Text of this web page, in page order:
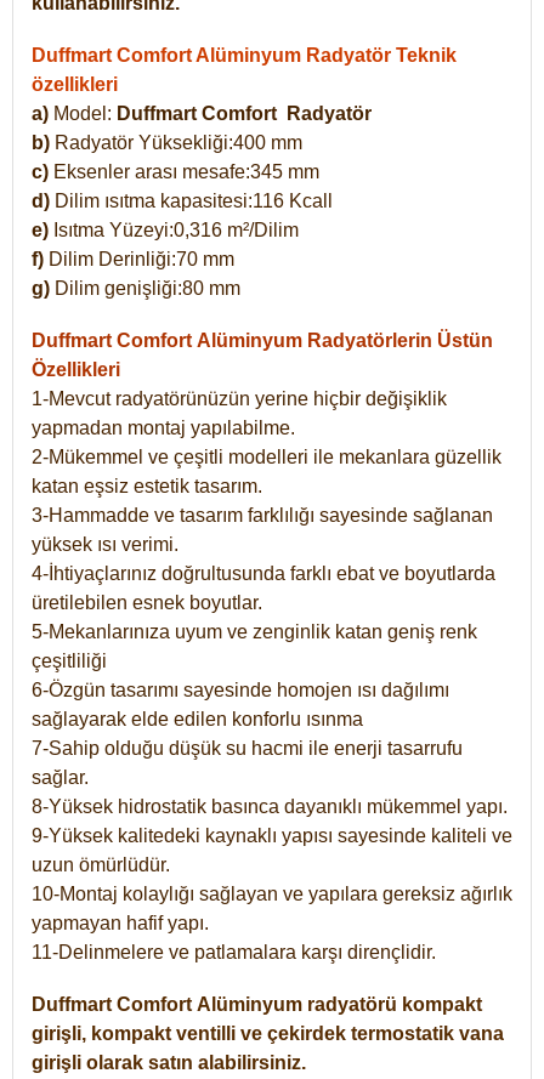
Duffmart Comfort Alüminyum Radyatör Teknik
özellikleri
a) Model: Duffmart Comfort
Radyatör
b) Radyatör Yüksekliği:400 mm
c) Eksenler arası mesafe:345 mm
d) Dilim ısıtma kapasitesi:116 Kcall
e) Isıtma Yüzeyi:0,316 m²/Dilim
f) Dilim Derinliği:70 mm
g) Dilim genişliği:80 mm
Duffmart Comfort Alüminyum Radyatörlerin Üstün
Özellikleri
1-Mevcut radyatörünüzün yerine hiçbir değişiklik
yapmadan montaj yapılabilme.
2-Mükemmel ve çeşitli modelleri ile mekanlara güzellik
katan eşsiz estetik tasarım.
3-Hammadde ve tasarım farklılığı sayesinde sağlanan
yüksek ısı verimi.
4-İhtiyaçlarınız doğrultusunda farklı ebat ve boyutlarda
üretilebilen esnek boyutlar.
5-Mekanlarınıza uyum ve zenginlik katan geniş renk
çeşitliliği
6-Özgün tasarımı sayesinde homojen ısı dağılımı
sağlayarak elde edilen konforlu ısınma
7-Sahip olduğu düşük su hacmi ile enerji tasarrufu
sağlar.
8-Yüksek hidrostatik basınca dayanıklı mükemmel yapı.
9-Yüksek kalitedeki kaynaklı yapısı sayesinde kaliteli ve
uzun ömürlüdür.
10-Montaj kolaylığı sağlayan ve yapılara gereksiz ağırlık
yapmayan hafif yapı.
11-Delinmelere ve patlamalara karşı dirençlidir.
Duffmart Comfort Alüminyum radyatörü kompakt
girişli, kompakt ventilli ve çekirdek termostatik vana
girişli olarak satın alabilirsiniz.